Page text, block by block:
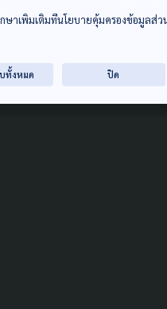
กษาเพิ่มเติมที่นโยบายคุ้มครองข้อมูลส่ว
ทั้งหมด ปิด